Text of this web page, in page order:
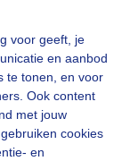
voor geeft, je
en aanbod
te tonen, en voor
Ook content
met jouw
cookies
en